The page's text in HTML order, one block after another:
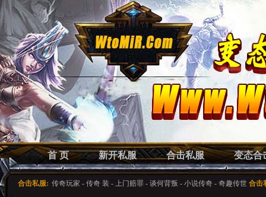
首 页 新开私服 合击私服 变态合
合击私服: 传奇玩家 - 传奇 装 - 上门赔罪 - 谈何背叛 - 小说传奇 - 奇趣传世 合击